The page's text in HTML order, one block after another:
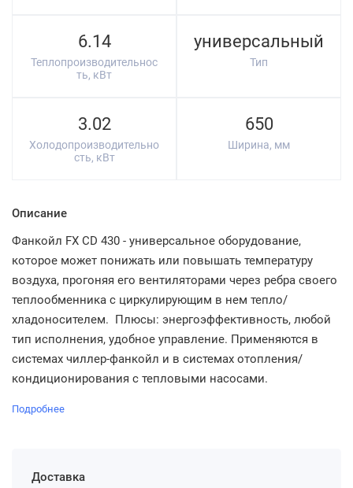
6.14
Теплопроизводительнос
ть, кВт
универсальный
Тип
3.02
Холодопроизводительно
сть, кВт
650
Ширина, мм
Описание
Фанкойл FX CD 430 - универсальное оборудование,
которое может понижать или повышать температуру
воздуха, прогоняя его вентиляторами через ребра своего
теплообменника с циркулирующим в нем тепло/
хладоносителем. Плюсы: энергоэффективность, любой
тип исполнения, удобное управление. Применяются в
системах чиллер-фанкойл и в системах отопления/
кондиционирования с тепловыми насосами.
Подробнее
Доставка